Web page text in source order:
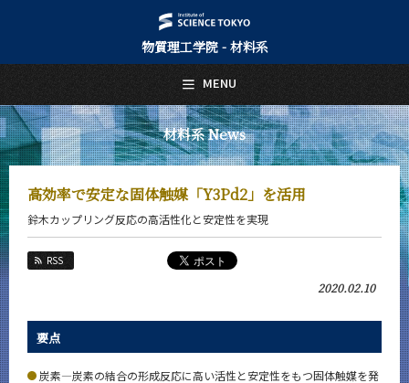
物質理工学院 - 材料系
材料系 News
高効率で安定な固体触媒「Y3Pd2」を活用
鈴木カップリング反応の高活性化と安定性を実現
RSS
2020.02.10
要点
炭素―炭素の結合の形成反応に高い活性と安定性をもつ固体触媒を発
MENU
日本語 English
トップページ
Top Page
材料系について
About Us
Education
教員・研究室
Faculty and Laboratories
Future
入学案内
Admissions